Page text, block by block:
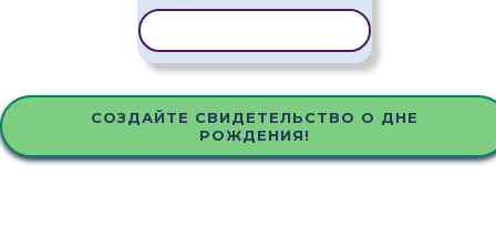
СОЗДАЙТЕ СВИДЕТЕЛЬСТВО О ДНЕ
РОЖДЕНИЯ!